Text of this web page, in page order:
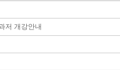
저 개강안내